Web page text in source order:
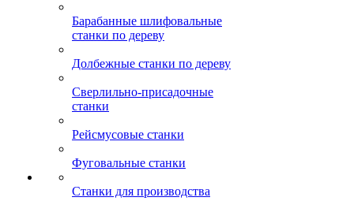
Барабанные шлифовальные
станки по дереву
Долбежные станки по дереву
Сверлильно-присадочные
станки
Рейсмусовые станки
Фуговальные станки
Станки для производства